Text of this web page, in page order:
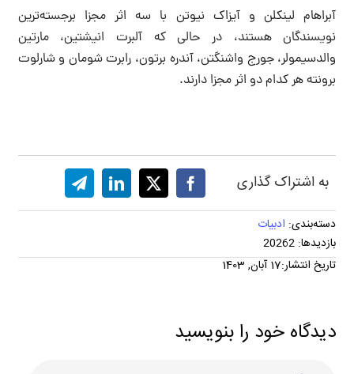
آبراهام لینکلن و آیزاک نیوتن با سه اثر مجزا برجسته‌ترین
نویسندگان هستند، در حالی که آلبرت انیشتین، مارتین
والدسیمولر، جورج واشنگتن، آندره برتون، رابرت شومان و شارلوت
برونته هر کدام دو اثر مجزا دارند.
به اشتراک گذاری
دسته‌بندی: ادبیات
بازدیدها: 20262
تاریخ انتشار:17 آبان, 1403
دیدگاه خود را بنویسید